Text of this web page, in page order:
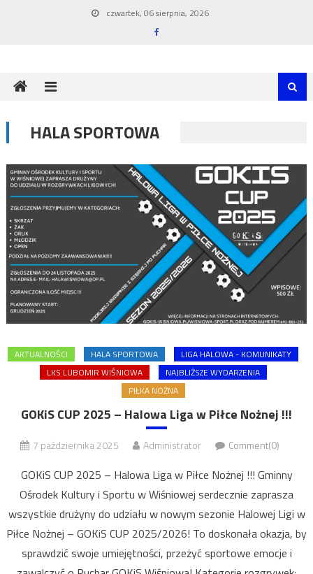
czwartek, 06 sierpnia, 2026
HALA SPORTOWA
AKTUALNOŚCI HALA SPORTOWA
LIGA HALOWA - KOMUNIKATY
LKS LUBOMIR WIŚNIOWA
NAJBLIŻSZE WYDARZENIA
PIŁKA NOŻNA
GOKiS CUP 2025 – Halowa Liga w Piłce Nożnej !!!
7 października 2025 Administrator Comment(0)
GOKiS CUP 2025 – Halowa Liga w Piłce Nożnej !!! Gminny
Ośrodek Kultury i Sportu w Wiśniowej serdecznie zaprasza
wszystkie drużyny do udziału w nowym sezonie Halowej Ligi w
Piłce Nożnej – GOKiS CUP 2025/2026! To doskonała okazja, by
sprawdzić swoje umiejętności, przeżyć sportowe emocje i